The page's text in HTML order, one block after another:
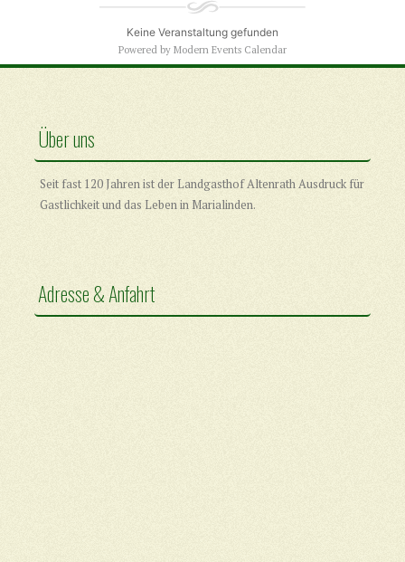
Keine Veranstaltung gefunden
Powered by Modern Events Calendar
Über uns
Seit fast 120 Jahren ist der Landgasthof Altenrath Ausdruck für
Gastlichkeit und das Leben in Marialinden.
Adresse & Anfahrt